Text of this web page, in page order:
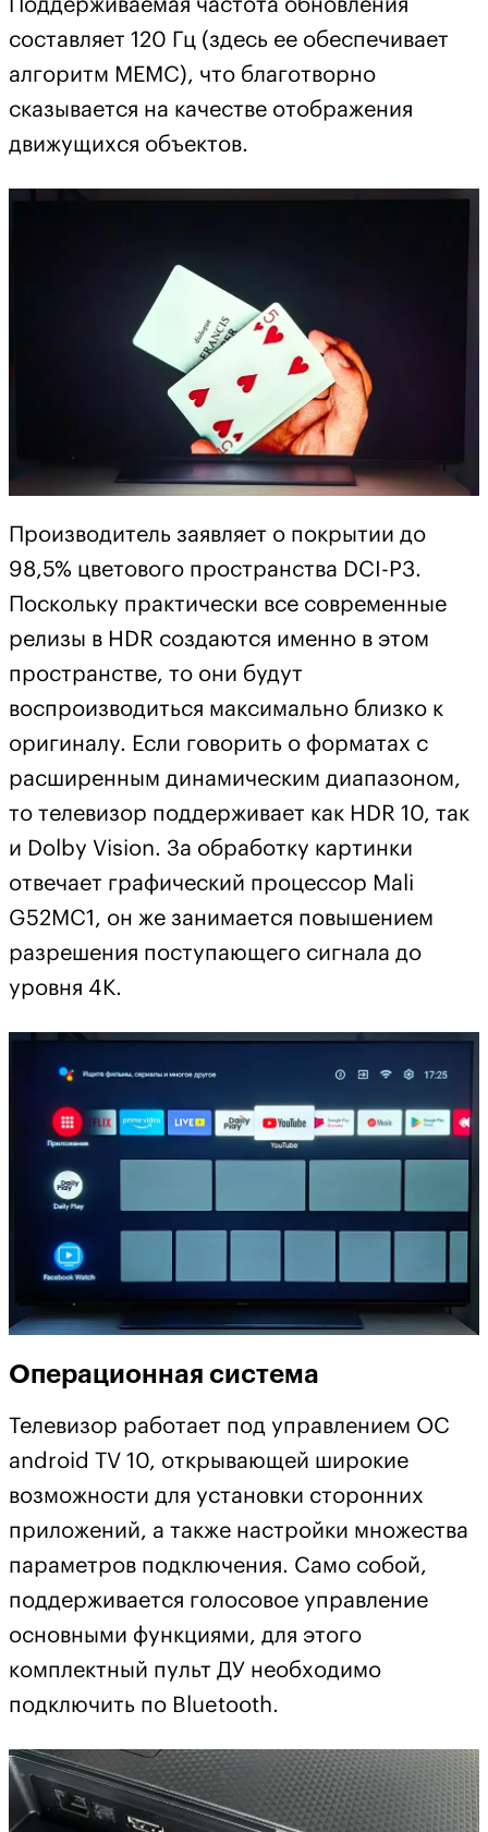
Поддерживаемая частота обновления
составляет 120 Гц (здесь ее обеспечивает
алгоритм МЕМС), что благотворно
сказывается на качестве отображения
движущихся объектов.
Производитель заявляет о покрытии до
98,5% цветового пространства DCI-P3.
Поскольку практически все современные
релизы в HDR создаются именно в этом
пространстве, то они будут
воспроизводиться максимально близко к
оригиналу. Если говорить о форматах с
расширенным динамическим диапазоном,
то телевизор поддерживает как HDR 10, так
и Dolby Vision. За обработку картинки
отвечает графический процессор Mali
G52MC1, он же занимается повышением
разрешения поступающего сигнала до
уровня 4К.
Операционная система
Телевизор работает под управлением ОС
android TV 10, открывающей широкие
возможности для установки сторонних
приложений, а также настройки множества
параметров подключения. Само собой,
поддерживается голосовое управление
основными функциями, для этого
комплектный пульт ДУ необходимо
подключить по Bluetooth.